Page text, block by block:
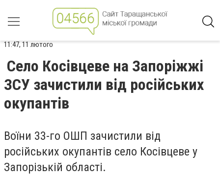
11:47, 11 лютого
Село Косівцеве на Запоріжжі
ЗСУ зачистили від російських
окупантів
Воїни 33-го ОШП зачистили від
російських окупантів село Косівцеве у
Запорізькій області.